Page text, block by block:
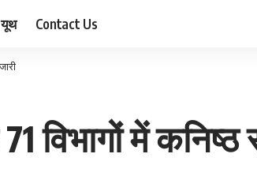
यूथ Contact Us
विभागों में